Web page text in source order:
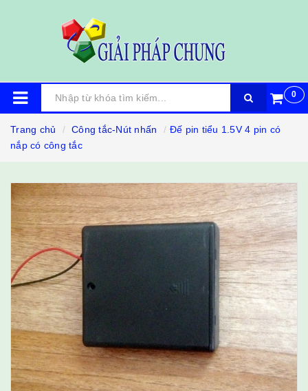
0
Trang chủ Công tắc-Nút nhấn
Đế pin tiểu 1.5V 4 pin có
nắp có công tắc